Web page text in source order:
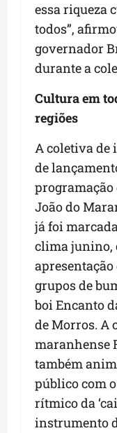
essa riqueza
todos”,
governador
durante a
Cultura em
regiões
A coletiva de
de
programação
João do
já foi
clima junino,
apresentação
grupos de
boi Encanto
de Morros. A
maranhense
também
público com
rítmico da
instrumento